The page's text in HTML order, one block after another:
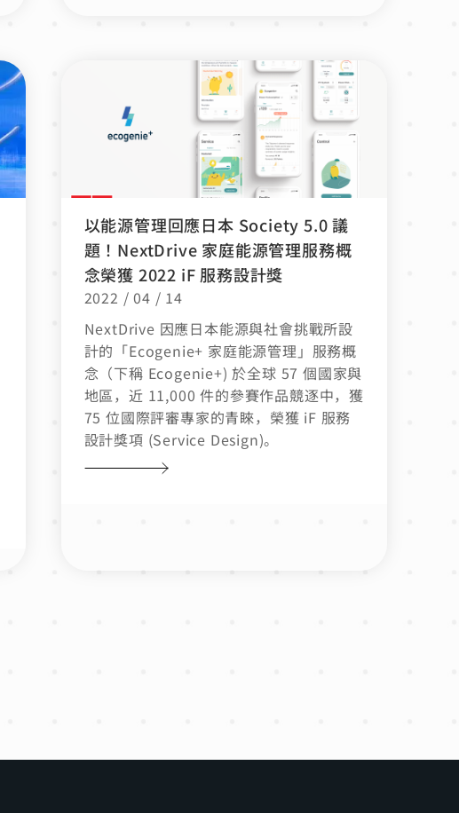
以能源管理回應日本 Society 5.0 議
題！NextDrive 家庭能源管理服務概
念榮獲 2022 iF 服務設計獎
2022 / 04 / 14
NextDrive 因應日本能源與社會挑戰所設
計的「Ecogenie+ 家庭能源管理」服務概
念（下稱 Ecogenie+) 於全球 57 個國家與
地區，近 11,000 件的參賽作品競逐中，獲
75 位國際評審專家的青睞，榮獲 iF 服務
設計獎項 (Service Design)。